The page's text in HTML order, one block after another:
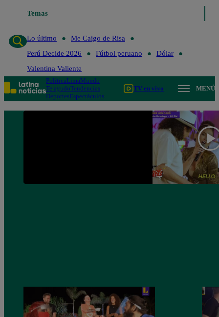
Temas
Lo último
Me Caigo de Risa
Perú Decide 2026
Fútbol peruano
Dólar
Valentina Valiente
PolíticaLimaMundo
Te ayudoTendencias
DeportesEspectáculos
TV en vivo MENÚ